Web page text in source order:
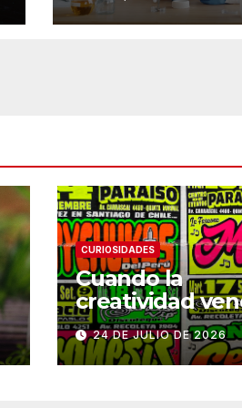
mundo
CURIOSIDADES
Cuando la
creatividad
a los títulos: la
historia de
24 DE JULIO DE 2026